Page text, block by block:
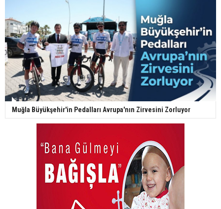
Muğla Büyükşehir'in Pedalları Avrupa'nın Zirvesini Zorluyor